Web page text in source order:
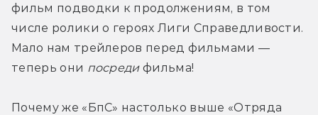
фильм подводки к продолжениям, в том
числе ролики о героях Лиги Справедливости.
Мало нам трейлеров перед фильмами —
теперь они посреди фильма!
Почему же «БпС» настолько выше «Отряда